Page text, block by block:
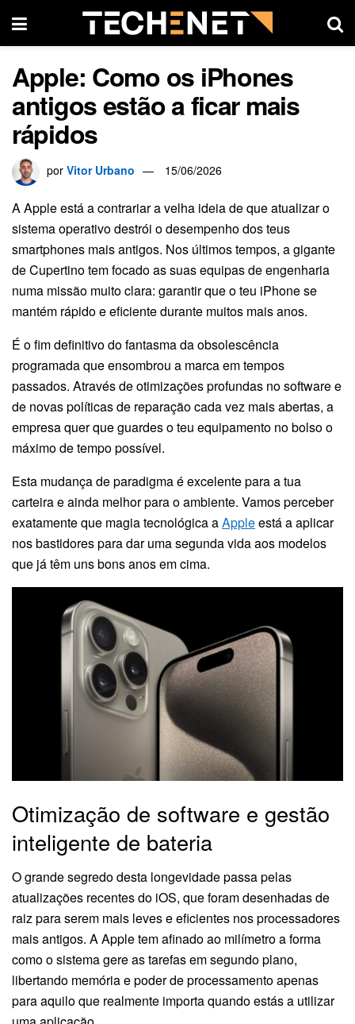
Apple: Como os iPhones
antigos estão a ficar mais
rápidos
por Vitor Urbano 15/06/2026
A Apple está a contrariar a velha ideia de que atualizar o
sistema operativo destrói o desempenho dos teus
smartphones mais antigos. Nos últimos tempos, a gigante
de Cupertino tem focado as suas equipas de engenharia
numa missão muito clara: garantir que o teu iPhone se
mantém rápido e eficiente durante muitos mais anos.
É o fim definitivo do fantasma da obsolescência
programada que ensombrou a marca em tempos
passados. Através de otimizações profundas no software e
de novas políticas de reparação cada vez mais abertas, a
empresa quer que guardes o teu equipamento no bolso o
máximo de tempo possível.
Esta mudança de paradigma é excelente para a tua
carteira e ainda melhor para o ambiente. Vamos perceber
exatamente que magia tecnológica aAppleestá a aplicar
nos bastidores para dar uma segunda vida aos modelos
que já têm uns bons anos em cima.
Otimização de software e gestão
inteligente de bateria
O grande segredo desta longevidade passa pelas
atualizações recentes do iOS, que foram desenhadas de
raiz para serem mais leves e eficientes nos processadores
mais antigos. A Apple tem afinado ao milímetro a forma
como o sistema gere as tarefas em segundo plano,
libertando memória e poder de processamento apenas
para aquilo que realmente importa quando estás a utilizar